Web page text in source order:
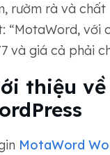
rườm rà và chất
“MotaWord, với
và giá cả phải
thiệu
MotaWord